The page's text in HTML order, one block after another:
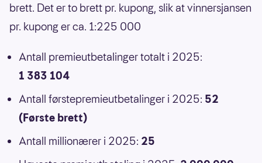
brett. Det er to brett pr. kupong, slik at vinnersjansen
pr. kupong er ca. 1:225 000
Antall premieutbetalinger totalt i 2025:
1 383 104
Antall førstepremieutbetalinger i 2025: 52
(Første brett)
Antall millionærer i 2025: 25